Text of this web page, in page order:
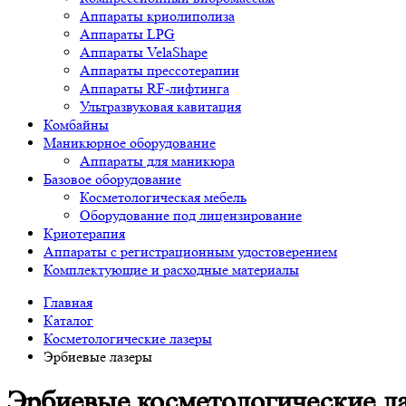
Аппараты криолиполиза
Аппараты LPG
Аппараты VelaShape
Аппараты прессотерапии
Аппараты RF-лифтинга
Ультразвуковая кавитация
Комбайны
Маникюрное оборудование
Аппараты для маникюра
Базовое оборудование
Косметологическая мебель
Оборудование под лицензирование
Криотерапия
Аппараты c регистрационным удостоверением
Комплектующие и расходные материалы
Главная
Каталог
Косметологические лазеры
Эрбиевые лазеры